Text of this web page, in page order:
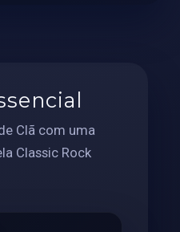
Clã com uma
Classic Rock